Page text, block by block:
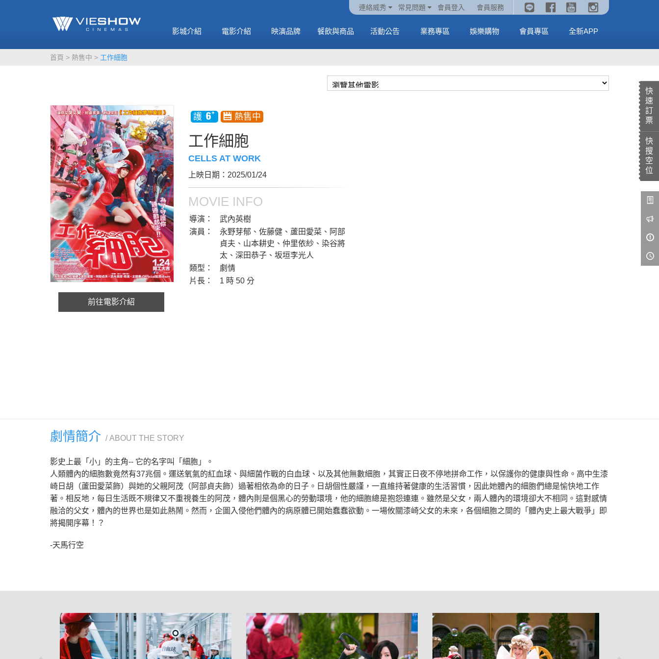
連絡威秀 常見問題 會員登入 會員服務
影城介紹 電影介紹
MORE MORE
火熱預售中《橡樹街
末日》
MORE
火熱預售中《汪汪隊立大功：恐龍大電影》
映演品牌 餐飲與商品
MORE MORE
🥤威秀獨家電影套餐
🥤全台熱賣中
MORE
《劇場版吉伊卡哇》🥤威秀獨家電影套餐🥤
全台熱賣中
MORE
活動公告 業務專區 娛樂購物 會員專區 全新APP
快
速
訂
票
快
搜
空
位
首頁 熱售中 工作細胞
前往電影介紹
工作細胞
CELLS AT WORK
上映日期：2025/01/24
MOVIE INFO
導演：
武內英樹
演員：
永野芽郁、佐藤健、蘆田愛菜、阿部
貞夫、山本耕史、仲里依紗、染谷將
太、深田恭子、坂垣李光人
類型：
劇情
片長：
1 時 50 分
劇情簡介 ABOUT THE STORY
影史上最「小」的主角-- 它的名字叫「細胞」。
人類體內的細胞數竟然有37兆個。運送氧氣的紅血球、與細菌作戰的白血球、以及其他無數細胞，其實正日夜不停地拼命工作，以保護你的健康與性命。高中生漆
崎日胡（蘆田愛菜飾）與她的父親阿茂（阿部貞夫飾）過著相依為命的日子。日胡個性嚴謹，一直維持著健康的生活習慣，因此她體內的細胞們總是愉快地工作
著。相反地，每日生活既不規律又不重視養生的阿茂，體內則是個黑心的勞動環境，他的細胞總是抱怨連連。雖然是父女，兩人體內的環境卻大不相同。這對感情
融洽的父女，體內的世界也是如此熱鬧。然而，企圖入侵他們體內的病原體已開始蠢蠢欲動。一場攸關漆崎父女的未來，各個細胞之間的「體內史上最大戰爭」即
將揭開序幕！？
-天馬行空